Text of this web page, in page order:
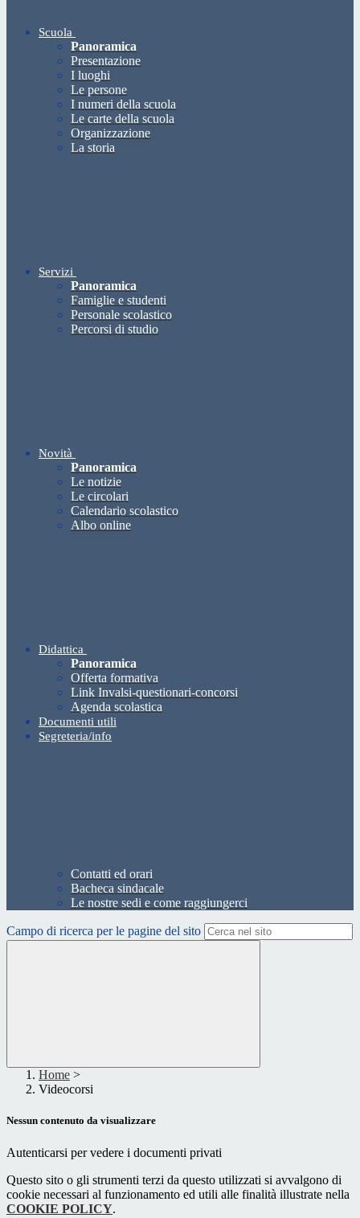
Scuola
Panoramica
Presentazione
I luoghi
Le persone
I numeri della scuola
Le carte della scuola
Organizzazione
La storia
Servizi
Panoramica
Famiglie e studenti
Personale scolastico
Percorsi di studio
Novità
Panoramica
Le notizie
Le circolari
Calendario scolastico
Albo online
Didattica
Panoramica
Offerta formativa
Link Invalsi-questionari-concorsi
Agenda scolastica
Documenti utili
Segreteria/info
Contatti ed orari
Bacheca sindacale
Le nostre sedi e come raggiungerci
Campo di ricerca per le pagine del sito
Home >
Videocorsi
Nessun contenuto da visualizzare
Autenticarsi per vedere i documenti privati
Questo sito o gli strumenti terzi da questo utilizzati si avvalgono di
cookie necessari al funzionamento ed utili alle finalità illustrate nella
COOKIE POLICY.